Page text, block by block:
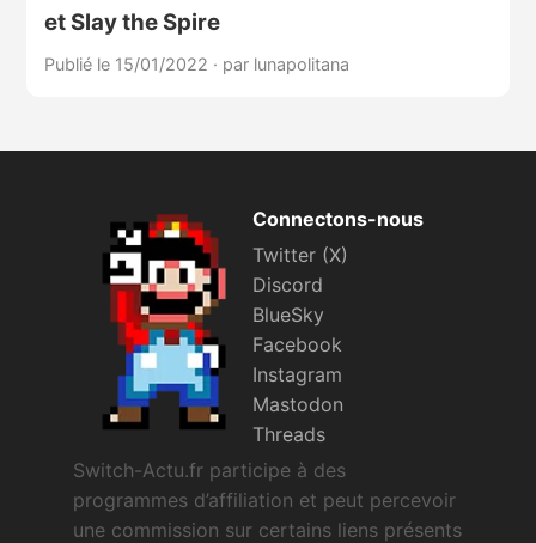
et Slay the Spire
Publié le 15/01/2022 · par lunapolitana
Connectons-nous
Twitter (X)
Discord
BlueSky
Facebook
Instagram
Mastodon
Threads
Switch-Actu.fr participe à des
programmes d’affiliation et peut percevoir
une commission sur certains liens présents